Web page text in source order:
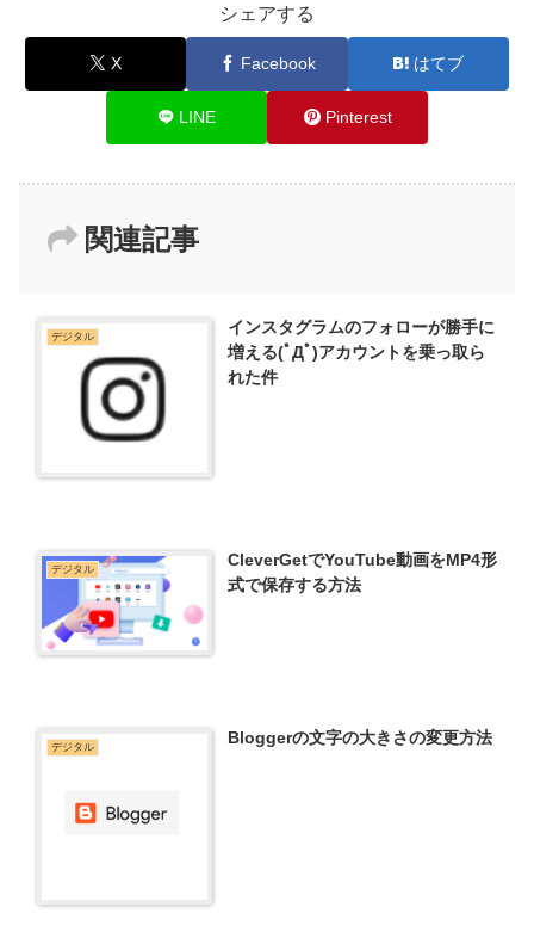
シェアする
X Facebook はてブ
LINE Pinterest
関連記事
デジタル
インスタグラムのフォローが勝手に
増える(ﾟДﾟ)アカウントを乗っ取ら
れた件
デジタル
CleverGetでYouTube動画をMP4形
式で保存する方法
デジタル Bloggerの文字の大きさの変更方法